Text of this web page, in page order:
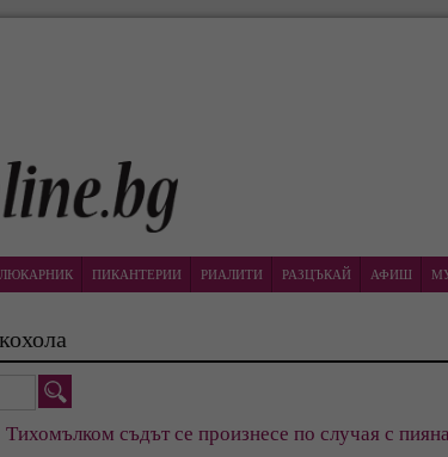
ПИКАНТЕРИИ РИАЛИТИ РАЗЦЪКАЙ АФИШ
Тихомълком съдът се произнесе по случая с